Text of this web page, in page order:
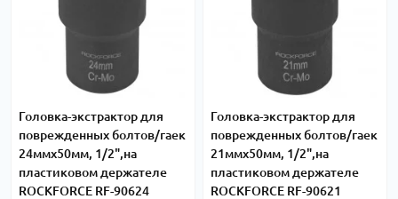
Головка-экстрактор для
поврежденных болтов/гаек
24ммх50мм, 1/2",на
пластиковом держателе
ROCKFORCE RF-90624
Головка-экстрактор для
поврежденных болтов/гаек
21ммх50мм, 1/2",на
пластиковом держателе
ROCKFORCE RF-90621